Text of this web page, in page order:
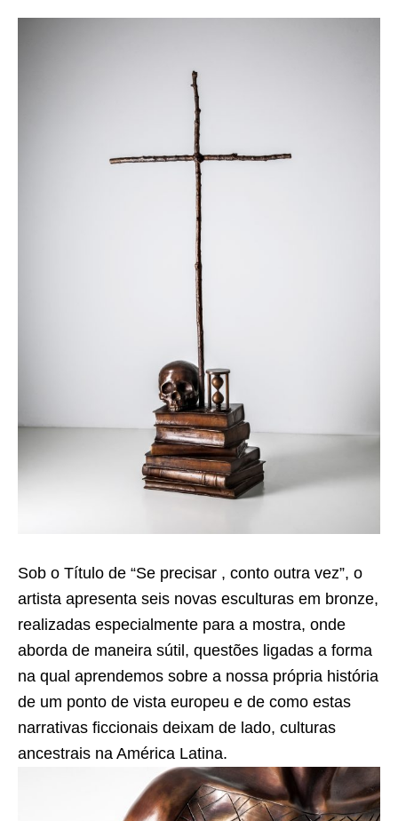
Sob o Título de “Se precisar , conto outra vez”, o
artista apresenta seis novas esculturas em bronze,
realizadas especialmente para a mostra, onde
aborda de maneira sútil, questões ligadas a forma
na qual aprendemos sobre a nossa própria história
de um ponto de vista europeu e de como estas
narrativas ficcionais deixam de lado, culturas
ancestrais na América Latina.